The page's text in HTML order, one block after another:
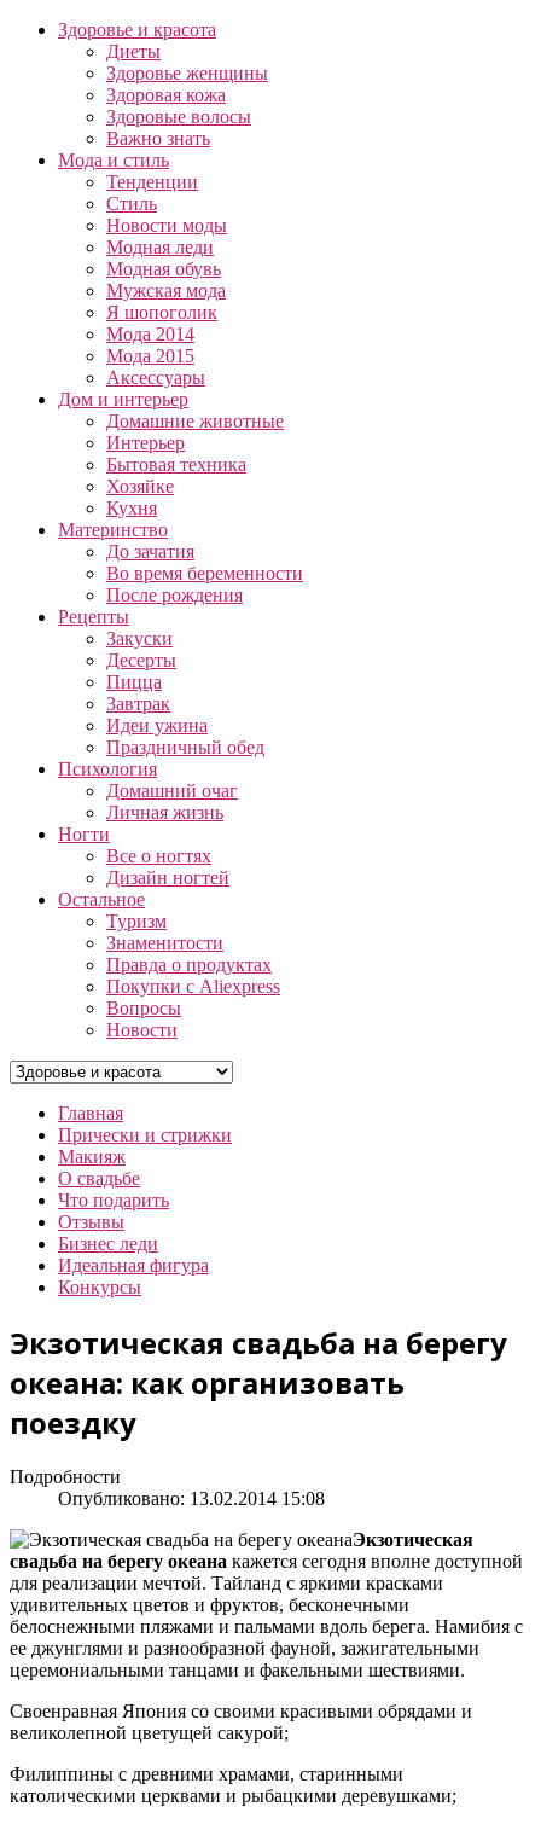
Здоровье и красота
Диеты
Здоровье женщины
Здоровая кожа
Здоровые волосы
Важно знать
Мода и стиль
Тенденции
Стиль
Новости моды
Модная леди
Модная обувь
Мужская мода
Я шопоголик
Мода 2014
Мода 2015
Аксессуары
Дом и интерьер
Домашние животные
Интерьер
Бытовая техника
Хозяйке
Кухня
Материнство
До зачатия
Во время беременности
После рождения
Рецепты
Закуски
Десерты
Пицца
Завтрак
Идеи ужина
Праздничный обед
Психология
Домашний очаг
Личная жизнь
Ногти
Все о ногтях
Дизайн ногтей
Остальное
Туризм
Знаменитости
Правда о продуктах
Покупки с Aliexpress
Вопросы
Новости
Главная
Прически и стрижки
Макияж
О свадьбе
Что подарить
Отзывы
Бизнес леди
Идеальная фигура
Конкурсы
Экзотическая свадьба на берегу
океана: как организовать
поездку
Подробности
Опубликовано: 13.02.2014 15:08
Экзотическая
свадьба на берегу океана кажется сегодня вполне доступной
для реализации мечтой. Тайланд с яркими красками
удивительных цветов и фруктов, бесконечными
белоснежными пляжами и пальмами вдоль берега. Намибия с
ее джунглями и разнообразной фауной, зажигательными
церемониальными танцами и факельными шествиями.
Своенравная Япония со своими красивыми обрядами и
великолепной цветущей сакурой;
Филиппины с древними храмами, старинными
католическими церквами и рыбацкими деревушками;